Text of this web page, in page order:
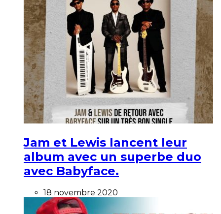
Jam et Lewis lancent leur
album avec un superbe duo
avec Babyface.
18 novembre 2020